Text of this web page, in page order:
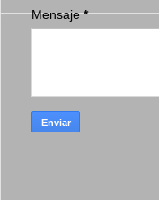
Mensaje*